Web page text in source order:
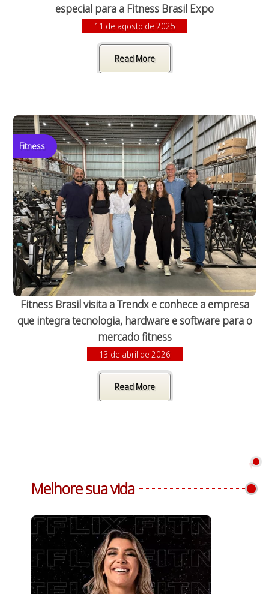
especial para a Fitness Brasil Expo
11 de agosto de 2025
Read More
Fitness
Fitness Brasil visita a Trendx e conhece a empresa
que integra tecnologia, hardware e software para o
mercado fitness
13 de abril de 2026
Read More
Melhore sua vida